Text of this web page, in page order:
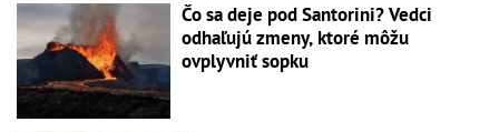
Čo sa deje pod Santorini? Vedci
odhaľujú zmeny, ktoré môžu
ovplyvniť sopku